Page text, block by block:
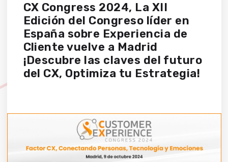
CX Congress 2024, La XII
Edición del Congreso líder en
España sobre Experiencia de
Cliente vuelve a Madrid
¡Descubre las claves del futuro
del CX, Optimiza tu Estrategia!